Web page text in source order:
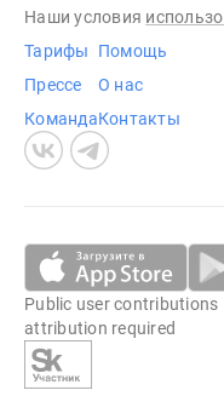
Наши условия
Тарифы
Прессе
Команда
Помощь
О нас
Контакты
Public user contributions
attribution required